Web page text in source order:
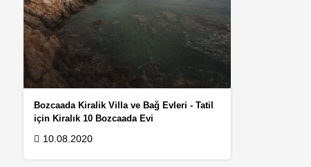
Bozcaada Kiralik Villa ve Bağ Evleri - Tatil
için Kiralık 10 Bozcaada Evi
10.08.2020